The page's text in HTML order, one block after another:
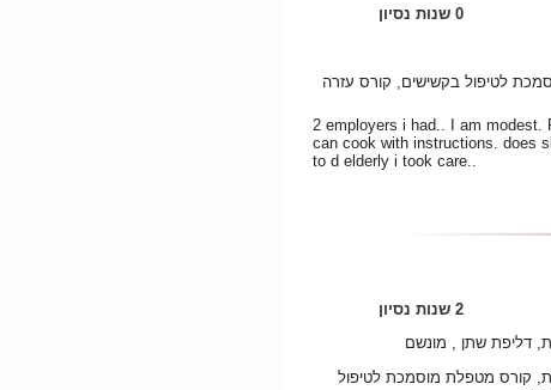
0 שנות נסיון
לטיפול בקשישים, קורס עזרה
2 employers i had.. I am modest.
can cook with instructions. does
to d elderly i took care..
2 שנות נסיון
דליפת שתן , מונשם
קורס מטפלת מוסמכת לטיפול